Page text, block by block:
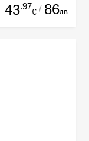
43.97
€ / 86лв.